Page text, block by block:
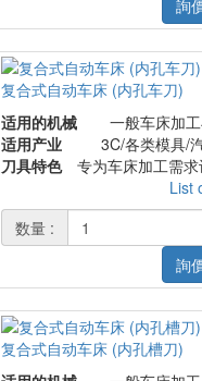
詢
复合式自动车床 (内孔车刀)
适用的机械
一般车床加
适用产业
3C/各类模具/
刀具特色
专为车床加工需
List
数量 :
詢
复合式自动车床 (内孔槽刀)